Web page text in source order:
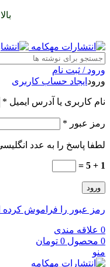
بالا 100 هزار
ورود / ثبت نام
ورود ایجاد حساب کاربری
نام کاربری یا آدرس ایمیل *
رمز عبور *
لطفا پاسخ را به عدد
1 + 5 =
ورود
رمز عبور را فراموش کرده
0 علاقه مندی
0 محصول 0 تومان
منو